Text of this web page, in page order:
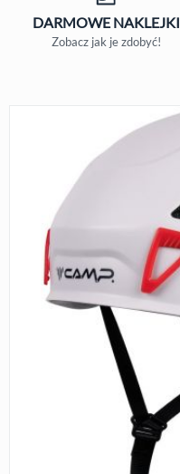
DARMOWENAKLEJKI
Zobacz jak je zdobyć!